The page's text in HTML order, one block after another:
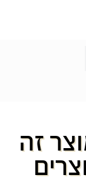
זה